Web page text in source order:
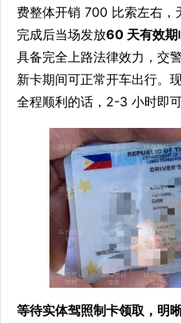
费整体开销 700 比索左右，
完成后当场发放60 天有效期
具备完全上路法律效力，交
新卡期间可正常开车出行。
全程顺利的话，2-3 小时即可
等待实体驾照制卡领取，明